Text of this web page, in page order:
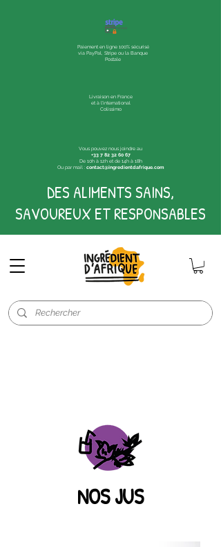
Paiement en ligne 100% sécurisé
via PayPal, Stripe ou la Banque
Postale
Livraison en France
et à l'international
Colissimo
Vous pouvez nous joindre au
+33 7 82 32 60 67
De 10h à 12h et de 14h à 18h
Ou par mail : contact@ingredientdafrique.com
DES ALIMENTS SAINS,
SAVOUREUX ET RESPONSABLES
NOS JUS